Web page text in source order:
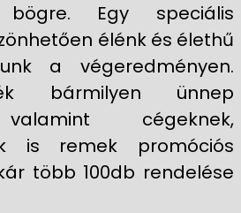
Egy speciális
élénk és élethű
a végeredményen.
bármilyen ünnep
cégeknek,
is remek promóciós
több 100db rendelése